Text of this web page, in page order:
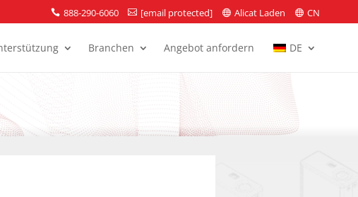
 888-290-6060  [email protected]  Alicat Laden  CN
Branchen Angebot anfordern DE